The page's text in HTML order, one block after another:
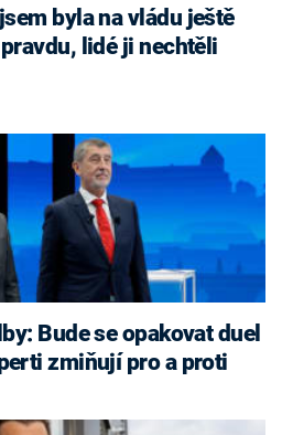
byla na vládu ještě
lidé ji nechtěli
zmiňují pro a proti